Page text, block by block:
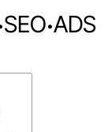
SEO·ADS